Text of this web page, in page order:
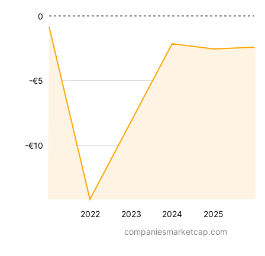
2022 2023 2024 2025
-€10
-€5
0
companiesmarketcap.com